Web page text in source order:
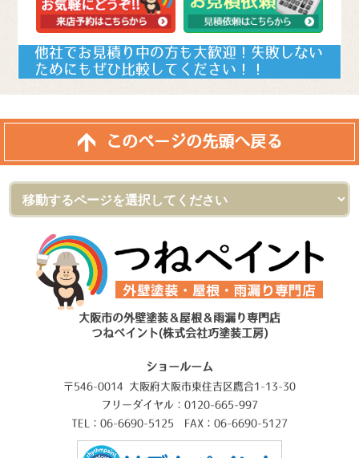
他社でお見積り中の方も大歓迎！失敗しない
ためにもぜひ比較してください！！
このページの先頭へ戻る
大阪市の外壁塗装＆屋根＆雨漏り専門店
つねペイント(株式会社巧塗装工房)
ショールーム
〒546-0014 大阪府大阪市東住吉区鷹合1-13-30
フリーダイヤル：0120-665-997
TEL：06-6690-5125 FAX：06-6690-5127